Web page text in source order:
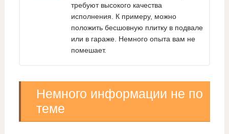
требуют высокого качества
исполнения. К примеру, можно
положить бесшовную плитку в подвале
или в гараже. Немного опыта вам не
помешает.
Немного информации не по
теме